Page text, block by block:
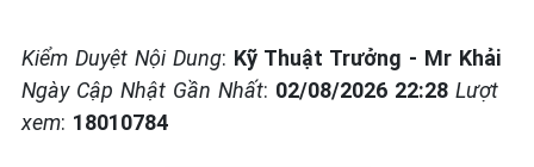
Kiểm Duyệt Nội Dung: Kỹ Thuật Trưởng - Mr Khải
Ngày Cập Nhật Gần Nhất: 02/08/2026 22:28 Lượt
xem: 18010784